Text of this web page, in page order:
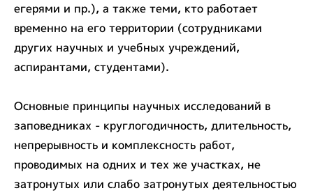
егерями и пр.), а также теми, кто работает
временно на его территории (сотрудниками
других научных и учебных учреждений,
аспирантами, студентами).
Основные принципы научных исследований в
заповедниках - круглогодичность, длительность,
непрерывность и комплексность работ,
проводимых на одних и тех же участках, не
затронутых или слабо затронутых деятельностью